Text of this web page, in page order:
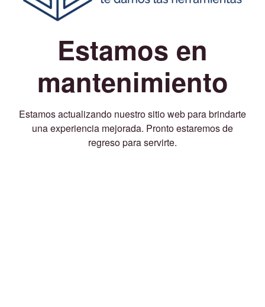
Estamos en
mantenimiento
Estamos actualizando nuestro sitio web para brindarte
una experiencia mejorada. Pronto estaremos de
regreso para servirte.